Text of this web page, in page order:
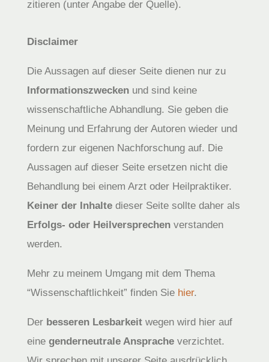
zitieren (unter Angabe der Quelle).
Disclaimer
Die Aussagen auf dieser Seite dienen nur zu
Informationszweckenund sind keine
wissenschaftliche Abhandlung. Sie geben die
Meinung und Erfahrung der Autoren wieder und
fordern zur eigenen Nachforschung auf. Die
Aussagen auf dieser Seite ersetzen nicht die
Behandlung bei einem Arzt oder Heilpraktiker.
Keiner der Inhaltedieser Seite sollte daher als
Erfolgs- oder Heilversprechenverstanden
werden.
Mehr zu meinem Umgang mit dem Thema
“Wissenschaftlichkeit” finden Sie hier.
Der besseren Lesbarkeitwegen wird hier auf
eine genderneutrale Anspracheverzichtet.